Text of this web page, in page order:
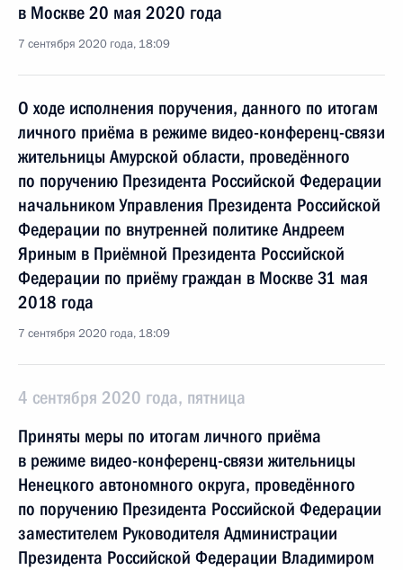
в Москве 20 мая 2020 года
7 сентября 2020 года, 18:09
О ходе исполнения поручения, данного по итогам
личного приёма в режиме видео-конференц-связи
жительницы Амурской области, проведённого
по поручению Президента Российской Федерации
начальником Управления Президента Российской
Федерации по внутренней политике Андреем
Яриным в Приёмной Президента Российской
Федерации по приёму граждан в Москве 31 мая
2018 года
7 сентября 2020 года, 18:09
4 сентября 2020 года, пятница
Приняты меры по итогам личного приёма
в режиме видео-конференц-связи жительницы
Ненецкого автономного округа, проведённого
по поручению Президента Российской Федерации
заместителем Руководителя Администрации
Президента Российской Федерации Владимиром